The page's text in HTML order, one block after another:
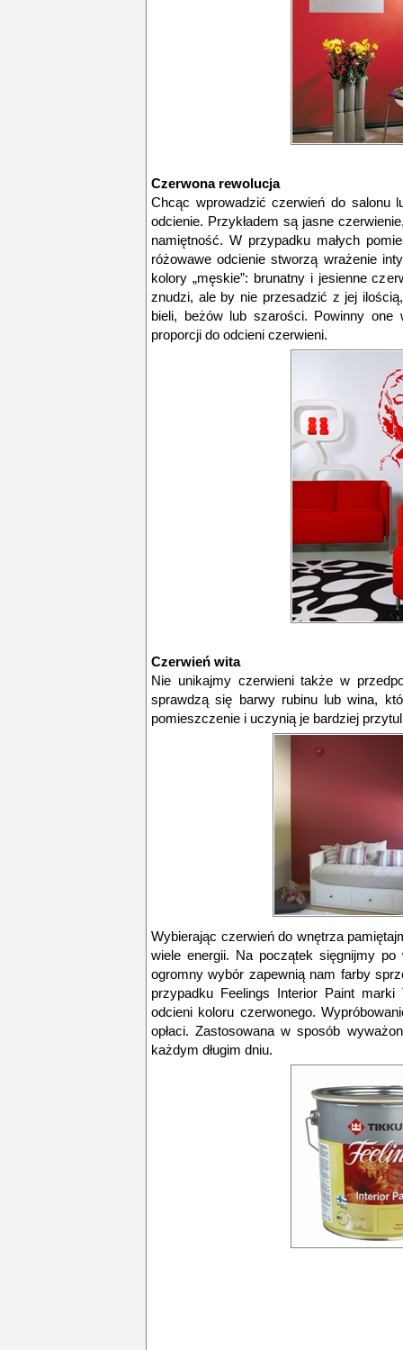
Czerwona rewolucja
Chcąc wprowadzić czerwień do salonu
odcienie. Przykładem są jasne
namiętność. W przypadku małych
różowawe odcienie stworzą wrażenie
kolory „męskie”: brunatny i jesienne
znudzi, ale by nie przesadzić z jej
bieli, beżów lub szarości. Powinny one
proporcji do odcieni czerwieni.
Czerwień wita
Nie unikajmy czerwieni także w
sprawdzą się barwy rubinu lub wina,
pomieszczenie i uczynią je bardziej
Wybierając czerwień do wnętrza
wiele energii. Na początek sięgnijmy
ogromny wybór zapewnią nam farby
przypadku Feelings Interior Paint
odcieni koloru czerwonego.
opłaci. Zastosowana w sposób
każdym długim dniu.